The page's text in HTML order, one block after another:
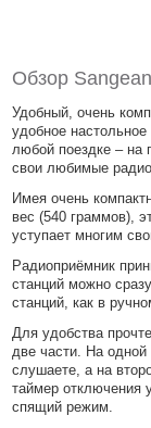
Обзор
Удобный, очень
удобное
любой поездке – на
свои любимые
Имея очень
вес (540 граммов),
уступает многим
Радиоприёмник
станций можно
станций, как в
Для удобства
две части. На
слушаете, а на
таймер отключения
спящий режим.